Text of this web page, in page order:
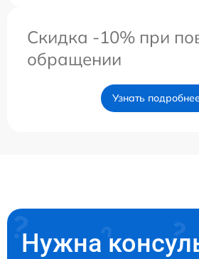
Скидка -10% при
обращении
Узнать подробнее
Нужна